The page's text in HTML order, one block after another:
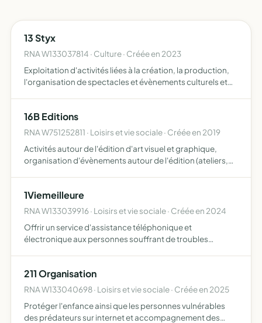
13 Styx
RNA W133037814 · Culture · Créée en 2023
Exploitation d'activités liées à la création, la production,
l'organisation de spectacles et évènements culturels et
16B Editions
RNA W751252811 · Loisirs et vie sociale · Créée en 2019
Activités autour de l'édition d'art visuel et graphique,
organisation d'évènements autour de l'édition (ateliers,
1Viemeilleure
RNA W133039916 · Loisirs et vie sociale · Créée en 2024
Offrir un service d'assistance téléphonique et
électronique aux personnes souffrant de troubles
211 Organisation
RNA W133040698 · Loisirs et vie sociale · Créée en 2025
Protéger l'enfance ainsi que les personnes vulnérables
des prédateurs sur internet et accompagnement des